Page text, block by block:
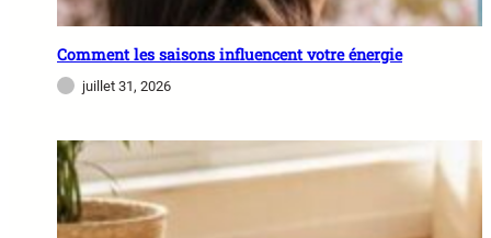
Comment les saisons influencent votre énergie
juillet 31, 2026